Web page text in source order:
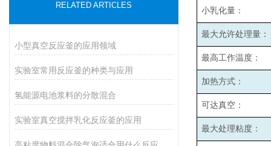
RELATED ARTICLES
小型真空反应釜的应用领域
实验室常用反应釜的种类与应用
氢能源电池浆料的分散混合
实验室真空搅拌乳化反应釜的应用
小乳化量：
最大允许处理量：
最高工作温度：
加热方式：
可达真空：
最大处理粘度：